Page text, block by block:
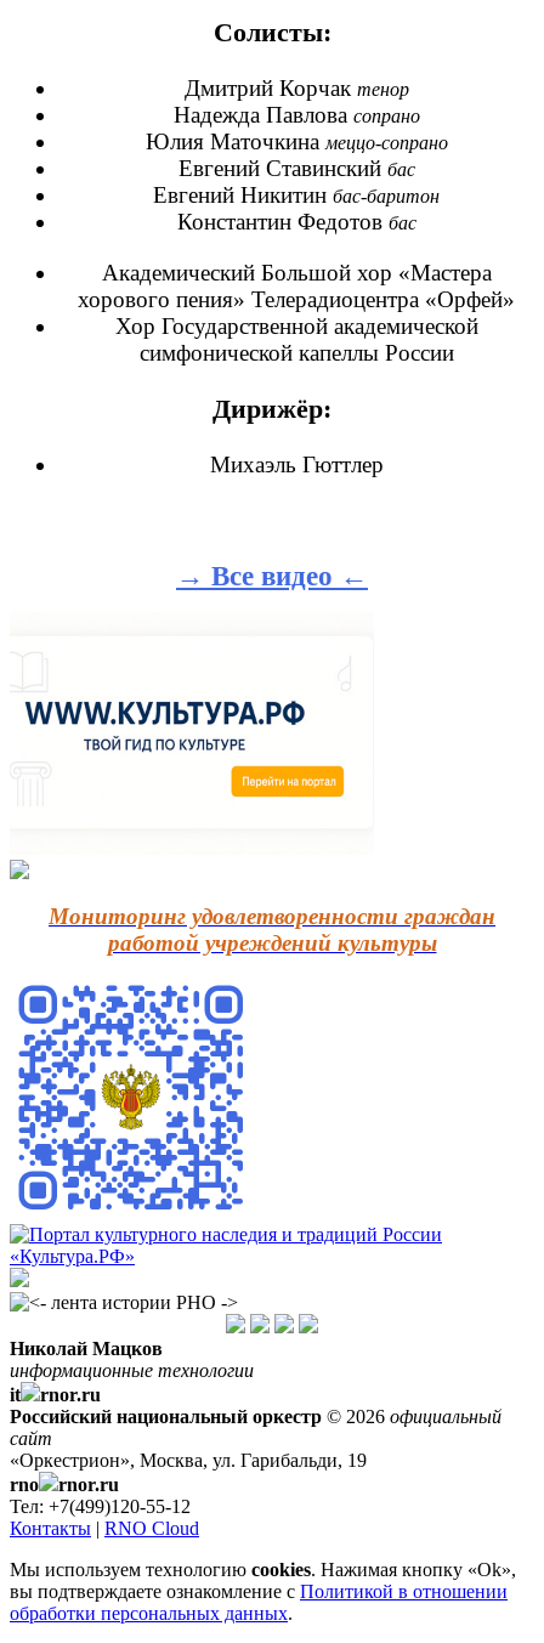
Солисты:
Дмитрий Корчак тенор
Надежда Павлова сопрано
Юлия Маточкинамеццо-сопрано
Евгений Ставинский бас
Евгений Никитин бас-баритон
Константин Федотов бас
Академический Большой хор «Мастера
хорового пения» Телерадиоцентра «Орфей»
Хор Государственной академической
симфонической капеллы России
Дирижёр:
Михаэль Гюттлер
→ Все видео ←
Мониторинг удовлетворенности граждан
работой учреждений культуры
Николай Мацков
информационные технологии
it
rnor.ru
Российский национальный оркестр © 2026 официальный
сайт
«Оркестрион», Москва, ул. Гарибальди, 19
rno
rnor.ru
Тел: +7(499)120-55-12
Контакты | RNO Cloud
Мы используем технологию cookies. Нажимая кнопку «Ok»,
вы подтверждаете ознакомление с Политикой в отношении
обработки персональных данных.